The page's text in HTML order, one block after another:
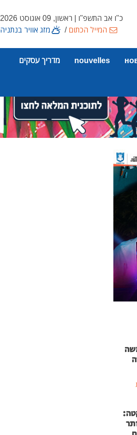
כ"ו אב התשפ"ו | ראשון, 09 אוגוסט 2026
המייל הכתום/ מזג אוויר בנתניה
nouvelles מדריך עסקים
נמשה
אותר